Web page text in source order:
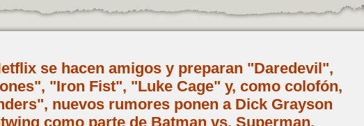
se hacen amigos y preparan "Daredevil",
"Iron Fist", "Luke Cage" y, como colofón,
nuevos rumores ponen a Dick Grayson
como parte de Batman vs. Superman,